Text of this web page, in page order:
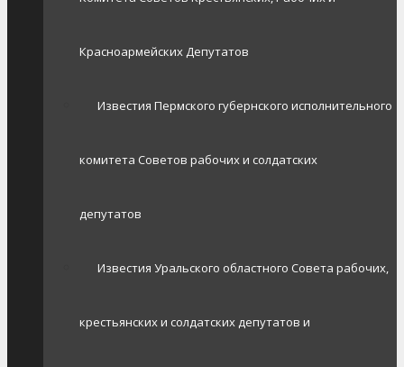
Красноармейских Депутатов
Известия Пермского губернского исполнительного
комитета Советов рабочих и солдатских
депутатов
Известия Уральского областного Совета рабочих,
крестьянских и солдатских депутатов и